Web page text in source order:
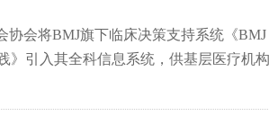
协会将BMJ旗下临床决策支持系统《BMJ
》引入其全科信息系统，供基层医疗机